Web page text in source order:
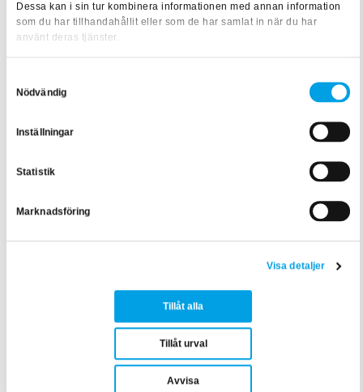
Dessa kan i sin tur kombinera informationen med annan information
som du har tillhandahållit eller som de har samlat in när du har
använt deras tjänster.
Nödvändig
Inställningar
Statistik
Marknadsföring
Visa detaljer
Tillåt alla
Tillåt urval
Avvisa
Om Svea Solar
Stockholm
solenergilösningar, verksamt på sju marknader inom
att leda vägen framåt med solenergi”
fortsätter Svea Solar att visa vägen för resten av branschen.
Svea Solar, som är det ledande solenergiföretaget i
Sverige, strävar inte bara efter att öka säkerheten för sina
kunder och medarbetare. De tar också på sig ansvaret att
högt flygande målsättningar: befria världen från fossila
bränslen – och var en ledande aktör och föregångare vad